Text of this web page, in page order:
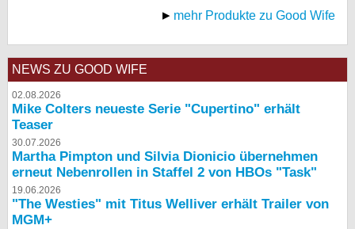
mehr Produkte zu Good Wife
NEWS ZU GOOD WIFE
02.08.2026
Mike Colters neueste Serie "Cupertino" erhält
Teaser
30.07.2026
Martha Pimpton und Silvia Dionicio übernehmen
erneut Nebenrollen in Staffel 2 von HBOs "Task"
19.06.2026
"The Westies" mit Titus Welliver erhält Trailer von
MGM+